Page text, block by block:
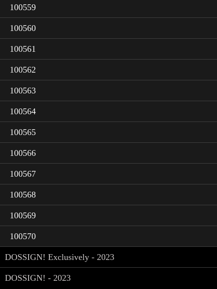
100559
100560
100561
100562
100563
100564
100565
100566
100567
100568
100569
100570
DOSSIGN! Exclusively - 2023
DOSSIGN! - 2023